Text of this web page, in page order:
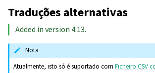
Traduções alternativas
Added in version 4.13.
Nota
Atualmente, isto só é suportado comFicheiro CSV